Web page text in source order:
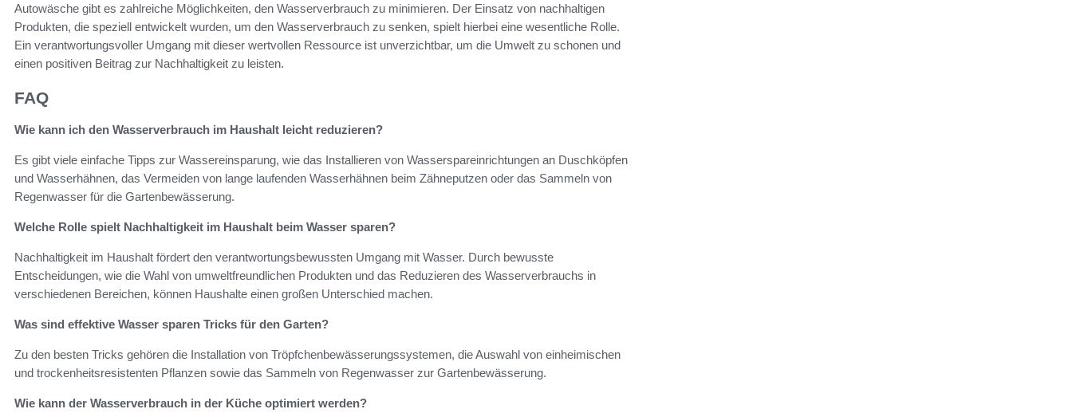
Autowäsche gibt es zahlreiche Möglichkeiten, den Wasserverbrauch zu minimieren. Der Einsatz von nachhaltigen
Produkten, die speziell entwickelt wurden, um den Wasserverbrauch zu senken, spielt hierbei eine wesentliche Rolle.
Ein verantwortungsvoller Umgang mit dieser wertvollen Ressource ist unverzichtbar, um die Umwelt zu schonen und
einen positiven Beitrag zur Nachhaltigkeit zu leisten.
FAQ
Wie kann ich den Wasserverbrauch im Haushalt leicht reduzieren?
Es gibt viele einfache Tipps zur Wassereinsparung, wie das Installieren von Wasserspareinrichtungen an Duschköpfen
und Wasserhähnen, das Vermeiden von lange laufenden Wasserhähnen beim Zähneputzen oder das Sammeln von
Regenwasser für die Gartenbewässerung.
Welche Rolle spielt Nachhaltigkeit im Haushalt beim Wasser sparen?
Nachhaltigkeit im Haushalt fördert den verantwortungsbewussten Umgang mit Wasser. Durch bewusste
Entscheidungen, wie die Wahl von umweltfreundlichen Produkten und das Reduzieren des Wasserverbrauchs in
verschiedenen Bereichen, können Haushalte einen großen Unterschied machen.
Was sind effektive Wasser sparen Tricks für den Garten?
Zu den besten Tricks gehören die Installation von Tröpfchenbewässerungssystemen, die Auswahl von einheimischen
und trockenheitsresistenten Pflanzen sowie das Sammeln von Regenwasser zur Gartenbewässerung.
Wie kann der Wasserverbrauch in der Küche optimiert werden?